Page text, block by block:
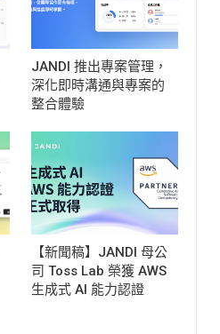
JANDI 推出專案管理，
深化即時溝通與專案的
整合體驗
【新聞稿】JANDI 母公
司 Toss Lab 榮獲 AWS
生成式 AI 能力認證